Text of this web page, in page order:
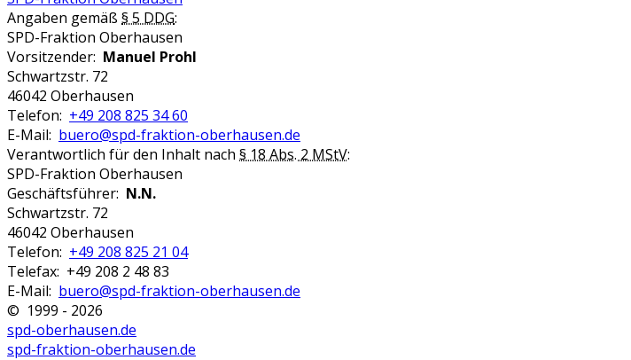
Angaben gemäß § 5 DDG:
SPD-Fraktion Oberhausen
Vorsitzender: Manuel Prohl
Schwartzstr. 72
46042 Oberhausen
Telefon: +49 208 825 34 60
E-Mail: buero@spd-fraktion-oberhausen.de
Verantwortlich für den Inhalt nach § 18 Abs. 2 MStV:
SPD-Fraktion Oberhausen
Geschäftsführer: N.N.
Schwartzstr. 72
46042 Oberhausen
Telefon: +49 208 825 21 04
Telefax: +49 208 2 48 83
E-Mail: buero@spd-fraktion-oberhausen.de
© 1999 - 2026
spd-oberhausen.de
spd-fraktion-oberhausen.de